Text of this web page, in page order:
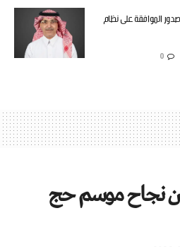
صدور الموافقة على نظام
نجاح موسم حج